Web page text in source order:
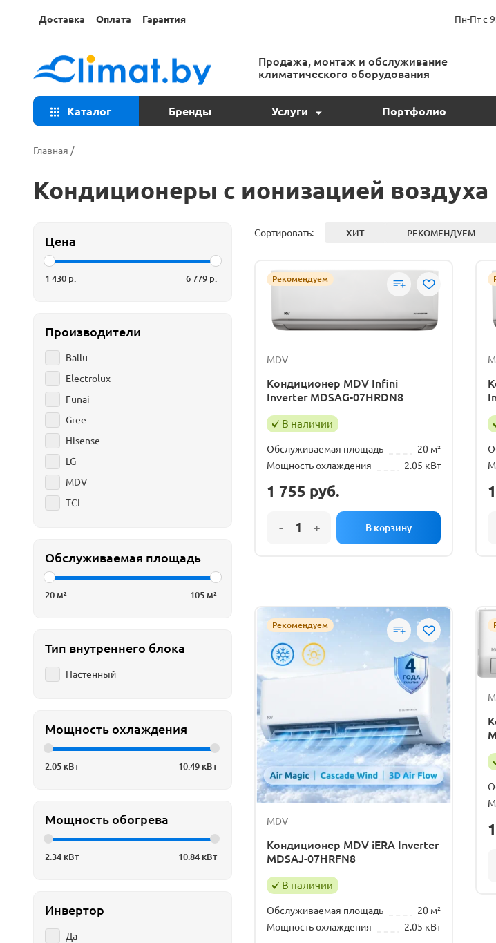
Доставка Оплата Гарантия Пн-Пт с
Продажа, монтаж и обслуживание
климатического оборудования
Каталог Бренды Услуги
Техническое обслуживание
Закладка трасс
Разрешение на установку кондиционера
Портфолио
Главная /
Кондиционеры с ионизацией воздуха
Цена
1 430 р. 6 779 р.
Производители
Ballu
Electrolux
Funai
Gree
Hisense
LG
MDV
TCL
Обслуживаемая площадь
20 м² 105 м²
Тип внутреннего блока
Настенный
Мощность охлаждения
2.05 кВт 10.49 кВт
Мощность обогрева
2.34 кВт 10.84 кВт
Инвертор
Да
Сортировать: ХИТ РЕКОМЕНДУЕМ
Рекомендуем
MDV
Кондиционер MDV Infini
Inverter MDSAG-07HRDN8
В наличии
Обслуживаемая площадь
20 м²
Мощность охлаждения
2.05 кВт
1 755 руб.
Рекомендуем
MDV
Кондиционер MDV iERA Inverter
MDSAJ-07HRFN8
В наличии
Обслуживаемая площадь
20 м²
Мощность охлаждения
2.05 кВт